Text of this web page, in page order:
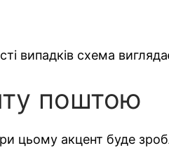
випадків схема
поштою
цьому акцент буде